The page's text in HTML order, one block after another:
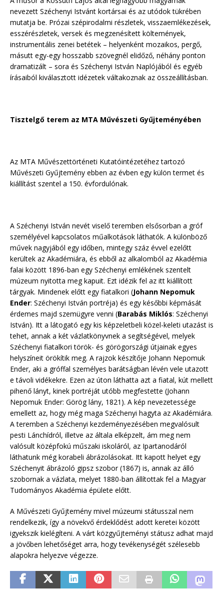
nevezett Széchenyi Istvánt kortársai és az utódok tükrében
mutatja be. Prózai szépirodalmi részletek, visszaemlékezések,
esszérészletek, versek és megzenésített költemények,
instrumentális zenei betétek – helyenként mozaikos, pergő,
másutt egy-egy hosszabb szövegnél elidőző, néhány ponton
dramatizált – sora és Széchenyi István Naplójából és egyéb
írásaiból kiválasztott idézetek váltakoznak az összeállításban.
Tisztelgő terem az MTA Művészeti Gyűjteményében
Az MTA Művészettörténeti Kutatóintézetéhez tartozó
Művészeti Gyűjtemény ebben az évben egy külön termet és
kiállítást szentel a 150. évfordulónak.
A Széchenyi István nevét viselő teremben elsősorban a gróf
személyével kapcsolatos műalkotások láthatók. A különböző
művek nagyjából egy időben, mintegy száz évvel ezelőtt
kerültek az Akadémiára, és ebből az alkalomból az Akadémia
falai között 1896-ban egy Széchenyi emlékének szentelt
múzeum nyitotta meg kapuit. Ezt idézik fel az itt kiállított
tárgyak. Mindenek előtt egy fiatalkori (Johann Nepomuk
Ender: Széchenyi István portréja) és egy későbbi képmását
érdemes majd szemügyre venni (Barabás Miklós: Széchenyi
István). Itt a látogató egy kis képzeletbeli közel-keleti utazást is
tehet, annak a két vázlatkönyvnek a segítségével, melyek
Széchenyi fiatalkori török- és görögországi útjainak egyes
helyszíneit örökítik meg. A rajzok készítője Johann Nepomuk
Ender, aki a gróffal személyes barátságban lévén vele utazott
e távoli vidékekre. Ezen az úton láthatta azt a fiatal, kút mellett
pihenő lányt, kinek portréját utóbb megfestette (Johann
Nepomuk Ender: Görög lány, 1821). A kép nevezetessége
emellett az, hogy még maga Széchenyi hagyta az Akadémiára.
A teremben a Széchenyi kezdeményezésében megvalósult
pesti Lánchídról, illetve az általa elképzelt, ám meg nem
valósult középfokú műszaki iskoláról, az Ipartanodáról
láthatunk még korabeli ábrázolásokat. Itt kapott helyet egy
Széchenyit ábrázoló gipsz szobor (1867) is, annak az álló
szobornak a vázlata, melyet 1880-ban állítottak fel a Magyar
Tudományos Akadémia épülete előtt.
A Művészeti Gyűjtemény mivel múzeumi státusszal nem
rendelkezik, így a növekvő érdeklődést adott keretei között
igyekszik kielégíteni. A várt közgyűjteményi státusz adhat majd
a jövőben lehetőséget arra, hogy tevékenységét szélesebb
alapokra helyezve végezze.